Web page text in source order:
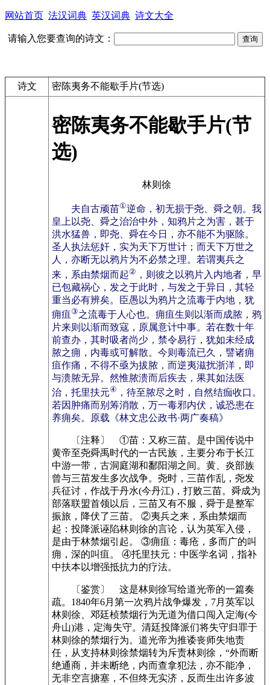
网站首页 法汉词典 英汉词典 诗文大全
请输入您要查询的诗文：
诗文 密陈夷务不能歇手片(节选)
密陈夷务不能歇手片(节
选)
林则徐
夫自古顽苗①逆命，初无损于尧、舜之朝。我
皇上以尧、舜之治治中外，知鸦片之为害，甚于
洪水猛兽，即尧、舜在今日，亦不能不为驱除。
圣人执法惩奸，实为天下万世计；而天下万世之
人，亦断无以鸦片为不必禁之理。若谓夷兵之
来，系由禁烟而起② ，则彼之以鸦片入内地者，早
已包藏祸心，发之于此时，与发之于异日，其轻
重当必有辨矣。臣愚以为鸦片之流毒于内地，犹
痈疽③之流毒于人心也。痈疽生则以渐而成脓，鸦
片来则以渐而致寇，原属意计中事。若在数十年
前查办，其时吸者尚少，禁令易行，犹如未经成
脓之痈，内毒或可解散。今则毒流已久，譬诸痈
疽作痛，不得不亟为拔脓，而逆夷滋扰浙洋，即
与溃脓无异。然惟脓溃而后疾去，果其如法医
治，托里扶元④ ，待至脓尽之时，自然结痂收口。
若因肿痛而别筹消散，万一毒邪内伏，诚恐患在
养痈矣。原载《林文忠公政书·两广奏稿》
〔注释〕 ①苗：又称三苗。是中国传说中
黄帝至尧舜禹时代的一古民族，主要分布于长江
中游一带，古洞庭湖和鄱阳湖之间。黄、炎部族
曾与三苗发生多次战争。尧时，三苗作乱，尧发
兵征讨，作战于丹水(今丹江)，打败三苗。舜成为
部落联盟首领以后，三苗又有不服，舜于是整军
振旅，降伏了三苗。 ②夷兵之来，系由禁烟而
起：投降派诬陷林则徐的言论，认为英军入侵，
是由于林禁烟引起。 ③痈疽：毒疮，多而广的叫
痈，深的叫疽。 ④托里扶元：中医学名词，指补
中扶本以增强抵抗力的疗法。
〔鉴赏〕 这是林则徐写给道光帝的一篇奏
疏。1840年6月第一次鸦片战争爆发，7月英军以
林则徐、邓廷桢禁烟行为无道为借口闯入定海(今
舟山)港，定海失守。清廷投降派们将失守归罪于
林则徐的禁烟行为。道光帝为推诿丧师失地责
任，从支持林则徐禁烟转为斥责林则徐，“外而断
绝通商，并未断绝，内而查拿犯法，亦不能净，
无非空言搪塞，不但终无实济，反而生出许多波